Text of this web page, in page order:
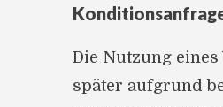
Die Nutzung
später aufgrund